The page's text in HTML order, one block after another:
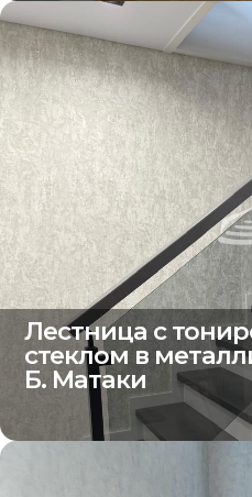
Лестница с
стеклом в
Б. Матаки